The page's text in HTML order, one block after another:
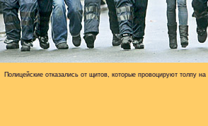
Полицейские отказались от щитов, которые провоцируют толпу на